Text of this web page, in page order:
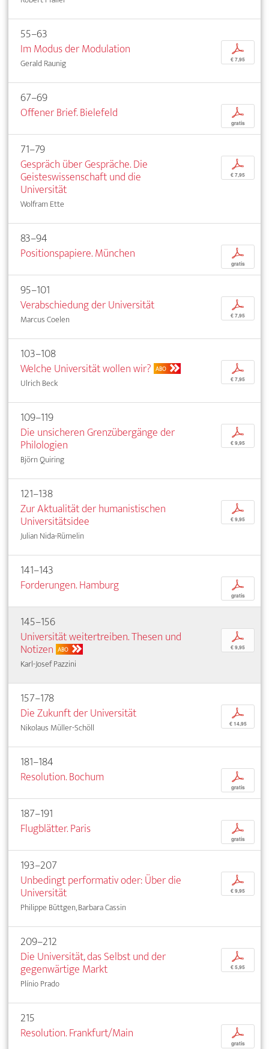
55–63
Im Modus der Modulation
Gerald Raunig
p
€ 7,95
67–69
Offener Brief. Bielefeld
p
gratis
71–79
Gespräch über Gespräche. Die
Geisteswissenschaft und die
Universität
Wolfram Ette
p
€ 7,95
83–94
Positionspapiere. München
p
gratis
95–101
Verabschiedung der Universität
Marcus Coelen
p
€ 7,95
103–108
Welche Universität wollen wir? ABO
Ulrich Beck
p
€ 7,95
109–119
Die unsicheren Grenzübergänge der
Philologien
Björn Quiring
p
€ 9,95
121–138
Zur Aktualität der humanistischen
Universitätsidee
Julian Nida-Rümelin
p
€ 9,95
141–143
Forderungen. Hamburg
p
gratis
145–156
Universität weitertreiben. Thesen und
Notizen ABO
Karl-Josef Pazzini
p
€ 9,95
157–178
Die Zukunft der Universität
Nikolaus Müller-Schöll
p
€ 14,95
181–184
Resolution. Bochum
p
gratis
187–191
Flugblätter. Paris
p
gratis
193–207
Unbedingt performativ oder: Über die
Universität
Philippe Büttgen, Barbara Cassin
p
€ 9,95
209–212
Die Universität, das Selbst und der
gegenwärtige Markt
Plínio Prado
p
€ 5,95
215
Resolution. Frankfurt/Main
p
gratis